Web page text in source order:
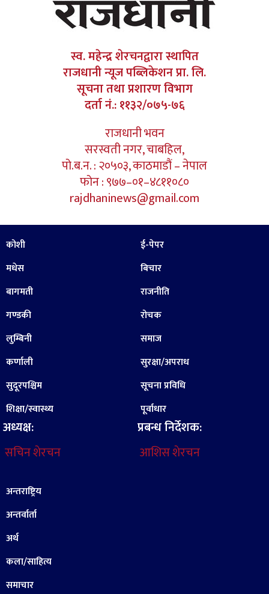
स्व. महेन्द्र शेरचनद्वारा स्थापित
राजधानी न्यूज पब्लिकेशन प्रा. लि.
सूचना तथा प्रशारण विभाग
दर्ता नं.: ११३२/०७५-७६
राजधानी भवन
सरस्वती नगर, चाबहिल,
पो.ब.न. : २०५०३, काठमाडौं – नेपाल
फोन : ९७७–०१–४८११०८०
rajdhaninews@gmail.com
कोशी
मधेस
बागमती
गण्डकी
लुम्बिनी
कर्णाली
सुदूरपश्चिम
शिक्षा/स्वास्थ्य
अध्यक्ष:
सचिन शेरचन
ई-पेपर
बिचार
राजनीति
रोचक
समाज
सुरक्षा/अपराध
सूचना प्रविधि
पूर्वाधार
प्रबन्ध निर्देशक:
आशिस शेरचन
अन्तराष्ट्रिय
अन्तर्वार्ता
अर्थ
कला/साहित्य
समाचार